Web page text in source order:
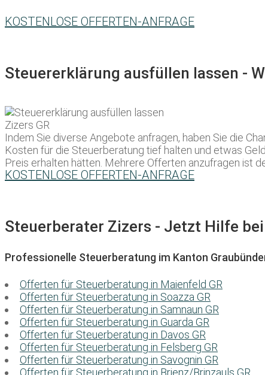
KOSTENLOSE OFFERTEN-ANFRAGE
Steuererklärung ausfüllen lassen -
Indem Sie diverse Angebote anfragen, haben Sie die
Kosten für die Steuerberatung tief halten und etwas
Preis erhalten hätten. Mehrere Offerten anzufragen ist
KOSTENLOSE OFFERTEN-ANFRAGE
Steuerberater Zizers - Jetzt Hilfe
Professionelle Steuerberatung im Kanton
Offerten für Steuerberatung in Maienfeld GR
Offerten für Steuerberatung in Soazza GR
Offerten für Steuerberatung in Samnaun GR
Offerten für Steuerberatung in Guarda GR
Offerten für Steuerberatung in Davos GR
Offerten für Steuerberatung in Felsberg GR
Offerten für Steuerberatung in Savognin GR
Offerten für Steuerberatung in Brienz/Brinzauls GR